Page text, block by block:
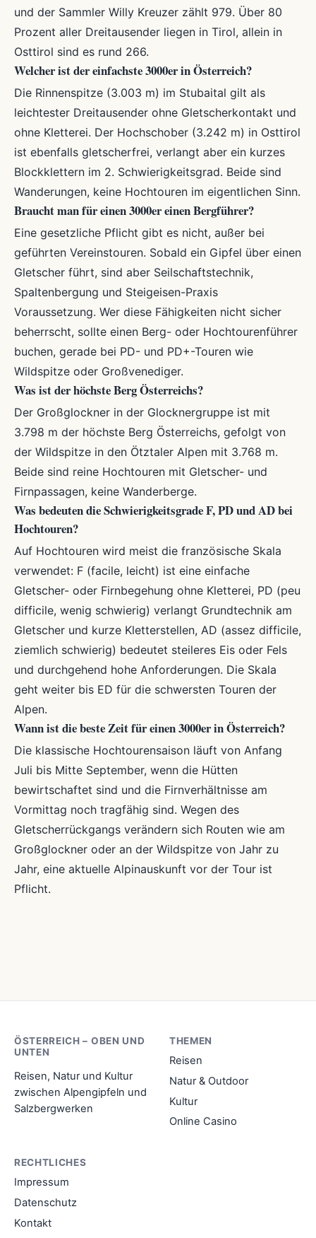
und der Sammler Willy Kreuzer zählt 979. Über 80
Prozent aller Dreitausender liegen in Tirol, allein in
Osttirol sind es rund 266.
Welcher ist der einfachste 3000er in Österreich?
Die Rinnenspitze (3.003 m) im Stubaital gilt als
leichtester Dreitausender ohne Gletscherkontakt und
ohne Kletterei. Der Hochschober (3.242 m) in Osttirol
ist ebenfalls gletscherfrei, verlangt aber ein kurzes
Blockklettern im 2. Schwierigkeitsgrad. Beide sind
Wanderungen, keine Hochtouren im eigentlichen Sinn.
Braucht man für einen 3000er einen Bergführer?
Eine gesetzliche Pflicht gibt es nicht, außer bei
geführten Vereinstouren. Sobald ein Gipfel über einen
Gletscher führt, sind aber Seilschaftstechnik,
Spaltenbergung und Steigeisen-Praxis
Voraussetzung. Wer diese Fähigkeiten nicht sicher
beherrscht, sollte einen Berg- oder Hochtourenführer
buchen, gerade bei PD- und PD+-Touren wie
Wildspitze oder Großvenediger.
Was ist der höchste Berg Österreichs?
Der Großglockner in der Glocknergruppe ist mit
3.798 m der höchste Berg Österreichs, gefolgt von
der Wildspitze in den Ötztaler Alpen mit 3.768 m.
Beide sind reine Hochtouren mit Gletscher- und
Firnpassagen, keine Wanderberge.
Was bedeuten die Schwierigkeitsgrade F, PD und AD bei
Hochtouren?
Auf Hochtouren wird meist die französische Skala
verwendet: F (facile, leicht) ist eine einfache
Gletscher- oder Firnbegehung ohne Kletterei, PD (peu
difficile, wenig schwierig) verlangt Grundtechnik am
Gletscher und kurze Kletterstellen, AD (assez difficile,
ziemlich schwierig) bedeutet steileres Eis oder Fels
und durchgehend hohe Anforderungen. Die Skala
geht weiter bis ED für die schwersten Touren der
Alpen.
Wann ist die beste Zeit für einen 3000er in Österreich?
Die klassische Hochtourensaison läuft von Anfang
Juli bis Mitte September, wenn die Hütten
bewirtschaftet sind und die Firnverhältnisse am
Vormittag noch tragfähig sind. Wegen des
Gletscherrückgangs verändern sich Routen wie am
Großglockner oder an der Wildspitze von Jahr zu
Jahr, eine aktuelle Alpinauskunft vor der Tour ist
Pflicht.
ÖSTERREICH – OBEN UND
UNTEN
Reisen, Natur und Kultur
zwischen Alpengipfeln und
Salzbergwerken
THEMEN
Reisen
Natur & Outdoor
Kultur
Online Casino
RECHTLICHES
Impressum
Datenschutz
Kontakt